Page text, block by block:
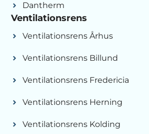
Dantherm
Ventilationsrens
Ventilationsrens Århus
Ventilationsrens Billund
Ventilationsrens Fredericia
Ventilationsrens Herning
Ventilationsrens Kolding